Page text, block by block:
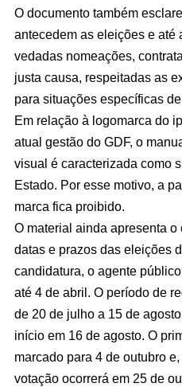
O documento também
antecedem as eleições e até
vedadas nomeações,
justa causa, respeitadas as
para situações específicas
Em relação à logomarca do
atual gestão do GDF, o
visual é caracterizada como
Estado. Por esse motivo, a
marca fica proibido.
O material ainda apresenta
datas e prazos das eleições
candidatura, o agente
até 4 de abril. O período de
de 20 de julho a 15 de
início em 16 de agosto. O
marcado para 4 de outubro
votação ocorrerá em 25 de